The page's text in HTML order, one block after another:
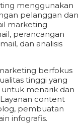
menggunakan
pelanggan dan
marketing
perancangan
dan analisis
berfokus
tinggi yang
menarik dan
content
pembuatan
infografis.